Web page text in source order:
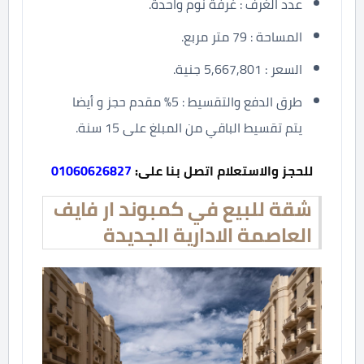
المساحة : 79 متر مربع.
السعر : 5,667,801 جنية.
طرق الدفع والتقسيط : 5% مقدم حجز و أيضا
يتم تقسيط الباقي من المبلغ على 15 سنة.
للحجز والاستعلام اتصل بنا على:01060626827
شقة للبيع في كمبوند ار فايف
العاصمة الادارية الجديدة